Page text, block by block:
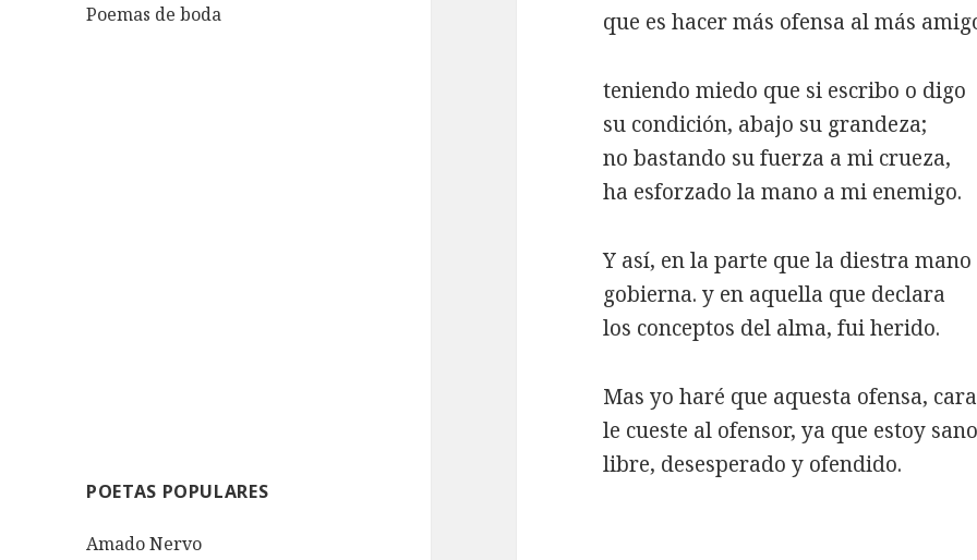
Poemas de boda
POETAS POPULARES
Amado Nervo
que es hacer más ofensa al más
teniendo miedo que si escribo o digo
su condición, abajo su grandeza;
no bastando su fuerza a mi crueza,
ha esforzado la mano a mi enemigo.
Y así, en la parte que la diestra mano
gobierna. y en aquella que declara
los conceptos del alma, fui herido.
Mas yo haré que aquesta ofensa, cara
le cueste al ofensor, ya que estoy
libre, desesperado y ofendido.